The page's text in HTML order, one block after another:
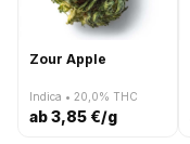
Zour Apple
Indica • 20,0% THC
ab 3,85 €/g